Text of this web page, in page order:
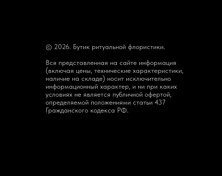
© 2026. Бутик ритуальной флористики.
Вся представленная на сайте информация
(включая цены, технические характеристики,
наличие на складе) носит исключительно
информационный характер, и ни при каких
условиях не является публичной офертой,
определяемой положениями статьи 437
Гражданского кодекса РФ.